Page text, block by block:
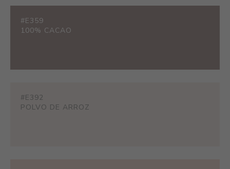
#E359
100% CACAO
#E392
POLVO DE ARROZ